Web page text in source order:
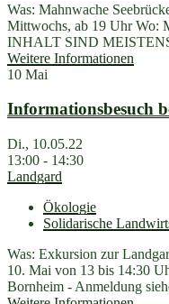
Was: Mahnwache
Mittwochs, ab 19 Uhr Wo:
INHALT SIND
Weitere Informationen
10 Mai
Informationsbesuch
Di., 10.05.22
13:00 - 14:30
Landgard
Ökologie
Solidarische
Was: Exkursion zur
10. Mai von 13 bis 14:30
Bornheim - Anmeldung